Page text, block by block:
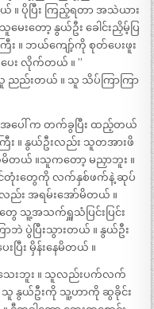
။ ပိုပြီး ကြည့်ရတာ အသဲယား
ေးတော့ နွယ်ဦး ခေါင်းညှိမ့်ပြ
း ။ ဘယ်ကျော့်ကို စုတ်ပေးဖူး
း လိုက်တယ် ။ ”
သူ ညည်းတယ် ။ သူ သိပ်ကြာကြာ
ကို အပေါ် က တက်ခွပြီး ထည့်တယ်
။ နွယ်ဦးလည်း သူတအားဖိ
တယ် ။သူကတော့ မညှာဘူး ။
င်တုံးတွေကို လက်နှစ်ဖက်နဲ့ ဆုပ်
ည်း အရမ်းအော်မိတယ် ။
သူ့အသက်ရှူသံပြင်းပြင်း
ဘဲ ပွဲပြီးသွားတယ် ။ နွယ်ဦး
ပြီး မှိန်းနေမိတယ် ။
ေးဘူး ။ သူလည်းပက်လက်
ာ့ သူ နွယ်ဦးကို သူ့ဟာကို ဆွခိုင်း